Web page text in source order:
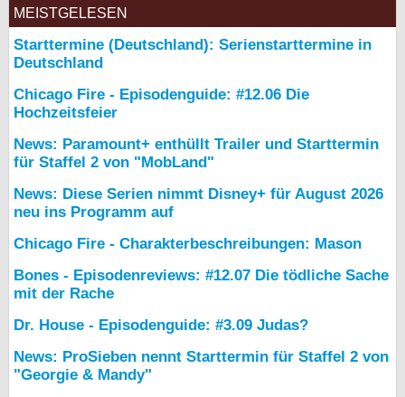
MEISTGELESEN
Starttermine (Deutschland): Serienstarttermine in
Deutschland
Chicago Fire - Episodenguide: #12.06 Die
Hochzeitsfeier
News: Paramount+ enthüllt Trailer und Starttermin
für Staffel 2 von "MobLand"
News: Diese Serien nimmt Disney+ für August 2026
neu ins Programm auf
Chicago Fire - Charakterbeschreibungen: Mason
Bones - Episodenreviews: #12.07 Die tödliche Sache
mit der Rache
Dr. House - Episodenguide: #3.09 Judas?
News: ProSieben nennt Starttermin für Staffel 2 von
"Georgie & Mandy"